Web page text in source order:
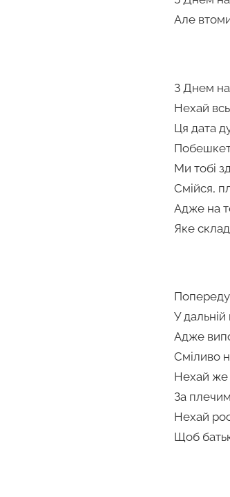
Але
З Днем
Нехай
Ця дата
Ми тобі
Смійся,
Адже на
Яке
Попереду
У
Адже
Сміливо
Нехай же
За
Нехай
Щоб